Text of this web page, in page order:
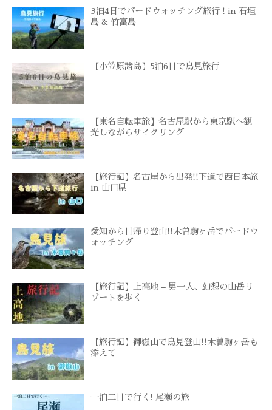
3泊4日でバードウォッチング旅行 ! in 石垣
島 & 竹富島
【小笠原諸島】5泊6日で鳥見旅行
【東名自転車旅】名古屋駅から東京駅へ観
光しながらサイクリング
【旅行記】名古屋から出発!!下道で西日本旅
in 山口県
愛知から日帰り登山!!木曽駒ヶ岳でバードウ
ォッチング
【旅行記】上高地 – 男一人、幻想の山岳リ
ゾートを歩く
【旅行記】御嶽山で鳥見登山!!木曽駒ヶ岳も
添えて
一泊二日で行く! 尾瀬の旅